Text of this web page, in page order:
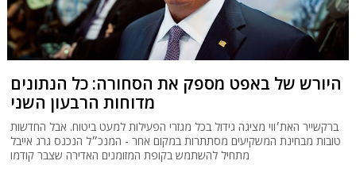
היורש של באפט מספק את הסחורה: כל הנתונים
מדוחות הרבעון השני
ברקשייר האת׳ווי מציגה גידול בכל מגזרי הפעילות למעט ביטוח. אבל החדשות
טובות מבחינת המשקיעים מסתתרות במקום אחר - המנכ״ל הנכנס גרג אייבל
מתחיל להשתמש בקופת המזומנים האדירה שצבר קודמו